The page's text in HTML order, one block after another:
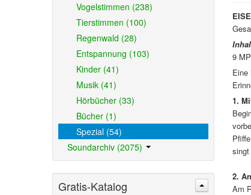
9
Eine
1.
singt
2.
Am
Vogelstimmen (238)
Tierstimmen (100)
Regenwald (28)
Entspannung (103)
Kinder (41)
Musik (41)
Hörbücher (33)
Bücher (1)
Spezial (54)
Soundarchiv (2075)
Gratis-Katalog